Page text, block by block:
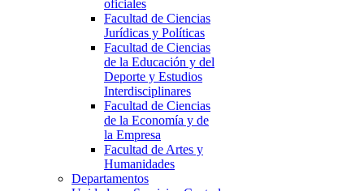
oficiales
Facultad de Ciencias
Jurídicas y Políticas
Facultad de Ciencias
de la Educación y del
Deporte y Estudios
Interdisciplinares
Facultad de Ciencias
de la Economía y de
la Empresa
Facultad de Artes y
Humanidades
Departamentos